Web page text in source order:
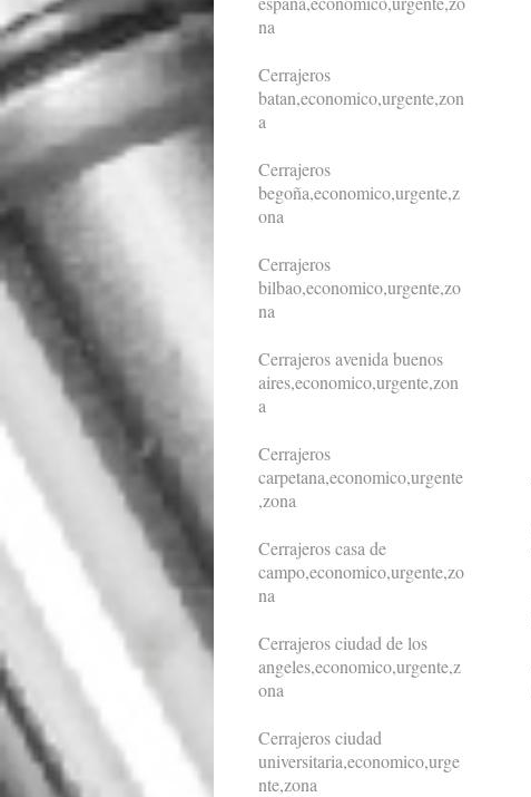
na
Cerrajeros
batan,economico,urgente,zon
a
Cerrajeros
begoña,economico,urgente,z
ona
Cerrajeros
bilbao,economico,urgente,zo
na
Cerrajeros avenida buenos
aires,economico,urgente,zon
a
Cerrajeros
carpetana,economico,urgente
,zona
Cerrajeros casa de
campo,economico,urgente,zo
na
Cerrajeros ciudad de los
angeles,economico,urgente,z
ona
Cerrajeros ciudad
universitaria,economico,urge
nte,zona